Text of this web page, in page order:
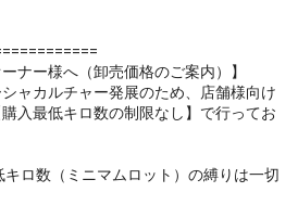
ナー様へ（卸売価格のご案内）】
ャカルチャー発展のため、店舗様向け
入最低キロ数の制限なし】で行ってお
ロ数（ミニマムロット）の縛りは一切